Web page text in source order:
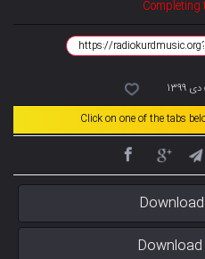
Completing
Click on one of the tabs